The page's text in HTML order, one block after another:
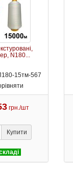
N180...
15тм-567
грн./шт
Купити